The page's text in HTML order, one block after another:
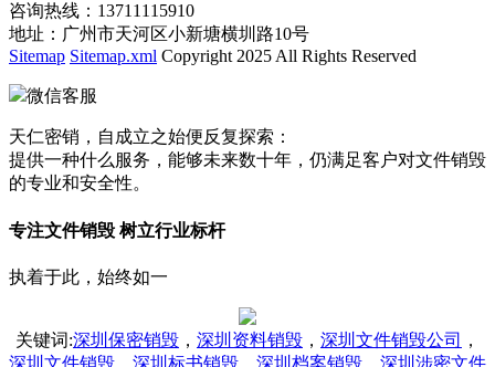
咨询热线：13711115910
地址：广州市天河区小新塘横圳路10号
Sitemap Sitemap.xml Copyright 2025 All Rights Reserved
微信客服
天仁密销，自成立之始便反复探索：
提供一种什么服务，能够未来数十年，仍满足客户对文件销毁
的专业和安全性。
专注文件销毁 树立行业标杆
执着于此，始终如一
关键词:深圳保密销毁 ， 深圳资料销毁 ， 深圳文件销毁公司
，
深圳文件销毁
深圳标书销毁 深圳档案销毁 深圳涉密文件